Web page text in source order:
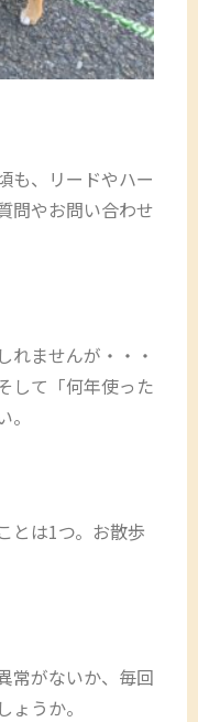
も、リードやハー
問やお問い合わせ
れませんが・・・
して「何年使った
とは1つ。お散歩
常がないか、毎回
うか。